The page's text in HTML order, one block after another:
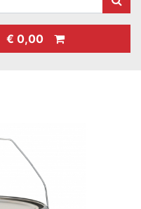
€ 0,00